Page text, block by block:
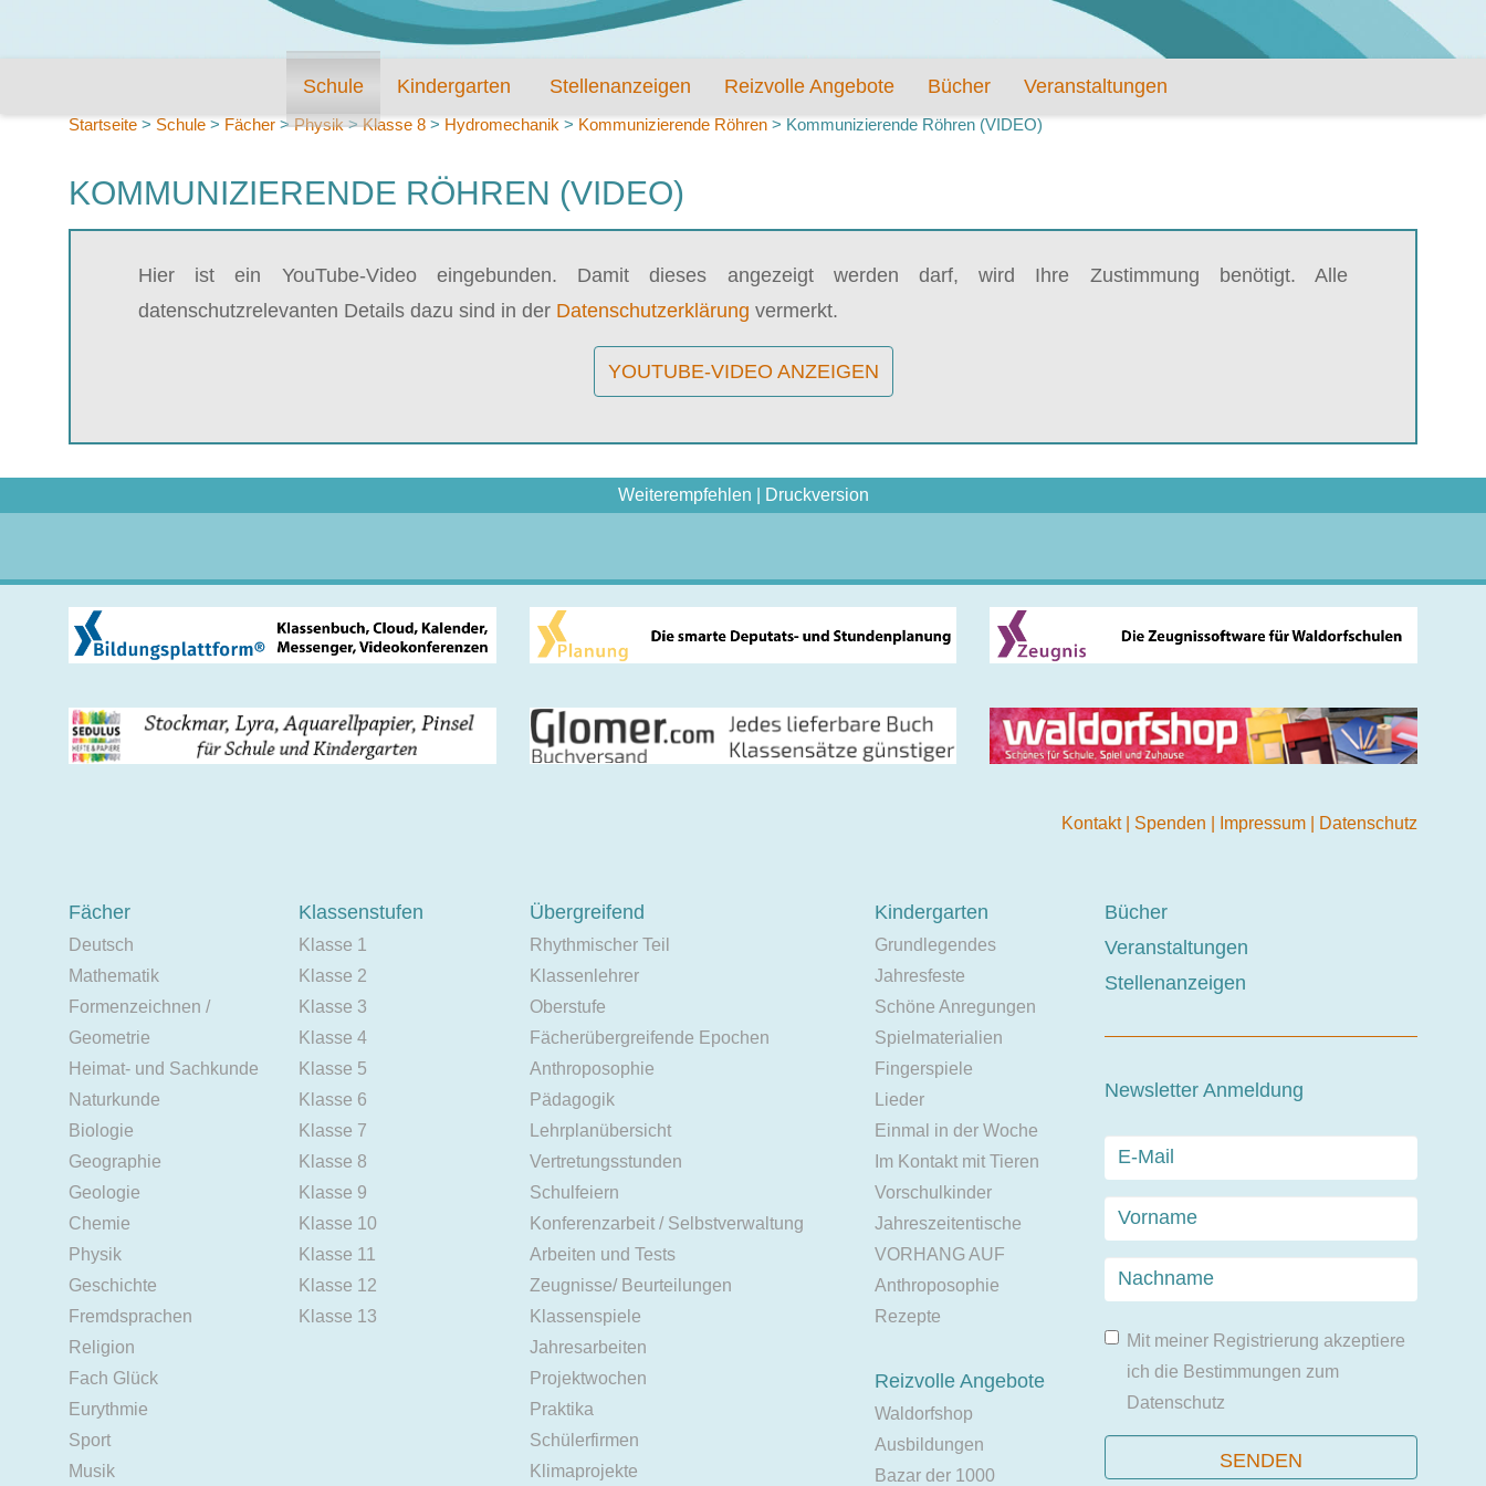
Schule Kindergarten Stellenanzeigen Reizvolle Angebote Bücher Veranstaltungen
Startseite > Schule > Fächer >Physik>Klasse 8 > Hydromechanik > Kommunizierende Röhren > Kommunizierende Röhren (VIDEO)
KOMMUNIZIERENDE RÖHREN (VIDEO)
Hier ist ein YouTube-Video eingebunden. Damit dieses angezeigt werden darf, wird Ihre Zustimmung benötigt. Alle
datenschutzrelevanten Details dazu sind in der Datenschutzerklärung vermerkt.
YOUTUBE-VIDEO ANZEIGEN
Weiterempfehlen Druckversion
Kontakt Spenden Impressum Datenschutz
Fächer
Deutsch
Mathematik
Formenzeichnen /
Geometrie
Heimat- und Sachkunde
Naturkunde
Biologie
Geographie
Geologie
Chemie
Physik
Geschichte
Fremdsprachen
Religion
Fach Glück
Eurythmie
Sport
Musik
Klassenstufen
Klasse 1
Klasse 2
Klasse 3
Klasse 4
Klasse 5
Klasse 6
Klasse 7
Klasse 8
Klasse 9
Klasse 10
Klasse 11
Klasse 12
Klasse 13
Übergreifend
Rhythmischer Teil
Klassenlehrer
Oberstufe
Fächerübergreifende Epochen
Anthroposophie
Pädagogik
Lehrplanübersicht
Vertretungsstunden
Schulfeiern
Konferenzarbeit / Selbstverwaltung
Arbeiten und Tests
Zeugnisse/ Beurteilungen
Klassenspiele
Jahresarbeiten
Projektwochen
Praktika
Schülerfirmen
Klimaprojekte
Kindergarten
Grundlegendes
Jahresfeste
Schöne Anregungen
Spielmaterialien
Fingerspiele
Lieder
Einmal in der Woche
Im Kontakt mit Tieren
Vorschulkinder
Jahreszeitentische
VORHANG AUF
Anthroposophie
Rezepte
Reizvolle Angebote
Waldorfshop
Ausbildungen
Bazar der 1000
Bücher
Veranstaltungen
Stellenanzeigen
Newsletter Anmeldung
Mit meiner Registrierung akzeptiere
ich die Bestimmungen zum
Datenschutz